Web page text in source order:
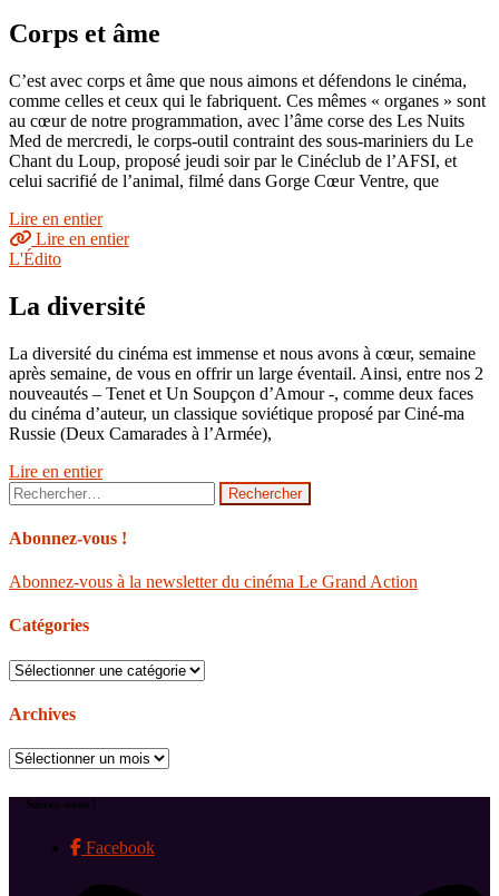
Corps et âme
C’est avec corps et âme que nous aimons et défendons le cinéma,
comme celles et ceux qui le fabriquent. Ces mêmes « organes » sont
au cœur de notre programmation, avec l’âme corse des Les Nuits
Med de mercredi, le corps-outil contraint des sous-mariniers du Le
Chant du Loup, proposé jeudi soir par le Cinéclub de l’AFSI, et
celui sacrifié de l’animal, filmé dans Gorge Cœur Ventre, que
Lire en entier
Lire en entier
L'Édito
La diversité
La diversité du cinéma est immense et nous avons à cœur, semaine
après semaine, de vous en offrir un large éventail. Ainsi, entre nos 2
nouveautés – Tenet et Un Soupçon d’Amour -, comme deux faces
du cinéma d’auteur, un classique soviétique proposé par Ciné-ma
Russie (Deux Camarades à l’Armée),
Lire en entier
Rechercher :
Abonnez-vous !
Abonnez-vous à la newsletter du cinéma Le Grand Action
Catégories
Catégories
Archives
Archives
Suivez-nous !
Facebook